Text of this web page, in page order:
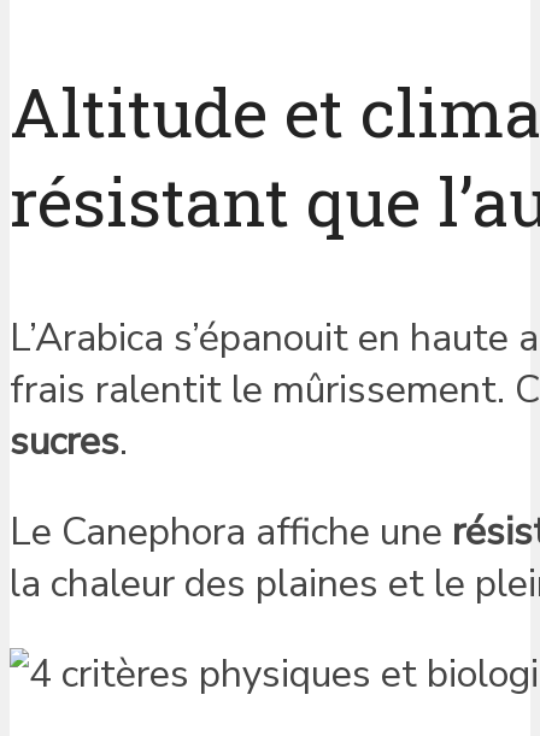
Altitude et
résistant que
L’Arabica s’épanouit en
frais ralentit le mûrissement.
sucres.
Le Canephora affiche une
la chaleur des plaines et le